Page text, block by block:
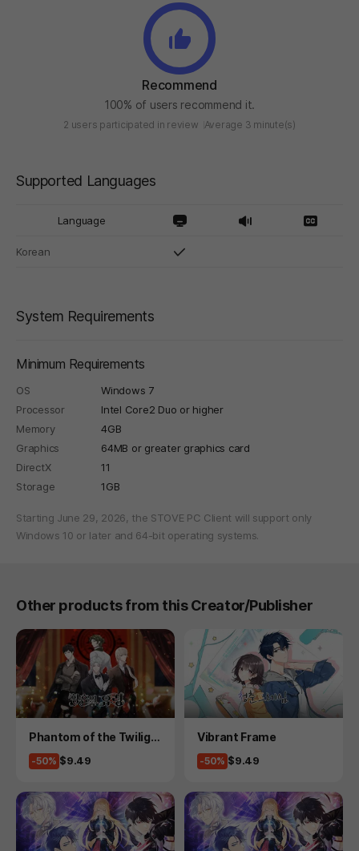
Recommend
100% of users recommend it.
2 users participated in review Average 3 minute(s)
Supported Languages
Language
Korean
System Requirements
Minimum Requirements
OS
Windows 7
Processor
Intel Core2 Duo or higher
Memory
4GB
Graphics
64MB or greater graphics card
DirectX
11
Storage
1GB
Starting June 29, 2026, the STOVE PC Client will support only
Windows 10 or later and 64-bit operating systems.
Other products from this Creator/Publisher
Product
Phantom of the Twiligh
t
-50% Price
$9.49
Product
Vibrant Frame
-50% Price
$9.49